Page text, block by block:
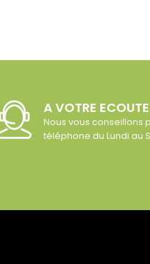
A VOTRE ECOUTE
Nous vous conseillons
téléphone du Lundi au